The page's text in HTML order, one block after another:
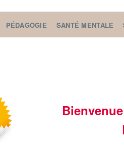
PÉDAGOGIE SANTÉ MENTALE